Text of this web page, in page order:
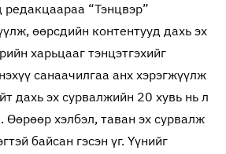
редакцаараа “Тэнцвэр”
өөрсдийн контентууд дахь эх
харьцааг тэнцэтгэхийг
санаачилгаа анх хэрэгжүүлж
дахь эх сурвалжийн 20 хувь нь л
Өөрөөр хэлбэл, таван эх сурвалж
байсан гэсэн үг. Үүнийг